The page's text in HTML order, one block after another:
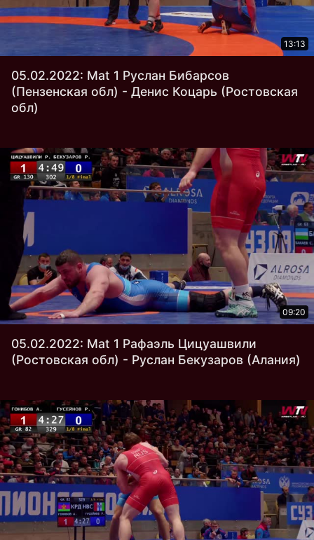
13:13
05.02.2022: Mat 1 Руслан Бибарсов
(Пензенская обл) - Денис Коцарь (Ростовская
обл)
09:20
05.02.2022: Mat 1 Рафаэль Цицуашвили
(Ростовская обл) - Руслан Бекузаров (Алания)